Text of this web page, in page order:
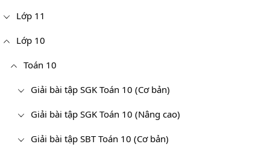
Lớp 11
Lớp 10
Toán 10
Giải bài tập SGK Toán 10 (Cơ bản)
Giải bài tập SGK Toán 10 (Nâng cao)
Giải bài tập SBT Toán 10 (Cơ bản)